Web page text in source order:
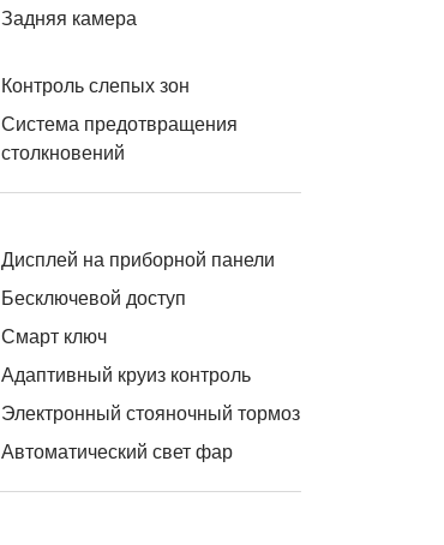
Задняя камера
Контроль слепых зон
Система предотвращения
столкновений
Дисплей на приборной панели
Бесключевой доступ
Смарт ключ
Адаптивный круиз контроль
Электронный стояночный тормоз
Автоматический свет фар